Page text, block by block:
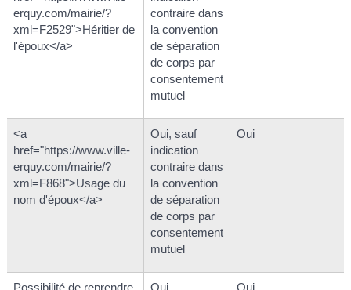
erquy.com/mairie/?
xml=F2529">Héritier de
l'époux</a>
contraire dans
la convention
de séparation
de corps par
consentement
mutuel
<a
href="https://www.ville-
erquy.com/mairie/?
xml=F868">Usage du
nom d'époux</a>
Oui, sauf
indication
contraire dans
la convention
de séparation
de corps par
consentement
mutuel
Oui
Possibilité de reprendre
Oui Oui